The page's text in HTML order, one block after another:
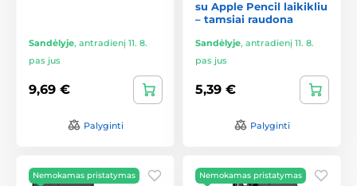
Sandėlyje, antradienį 11. 8.
pas jus
9,69 €
Palyginti
su Apple Pencil laikikliu
– tamsiai raudona
Sandėlyje, antradienį 11. 8.
pas jus
5,39 €
Palyginti
Nemokamas pristatymas
Nemokamas pristatymas